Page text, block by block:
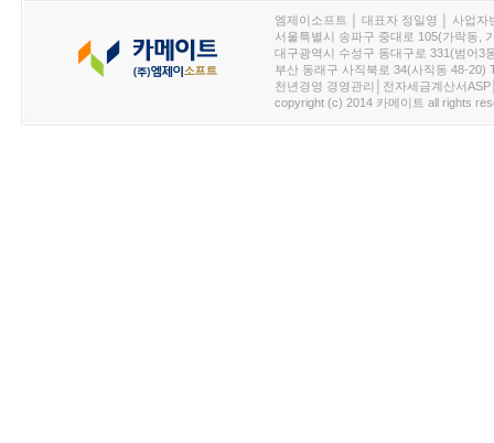
엠제이소프트 │ 대표자 정일영 │ 사업
서울특별시 송파구 중대로 105(가락동,
대구광역시 수성구 동대구로 331(범어3
부산 동래구 사직북로 34(사직동 48-20)
천년경영 경영관리│전자세금계산서
copyright (c) 2014 카메이트 all rights